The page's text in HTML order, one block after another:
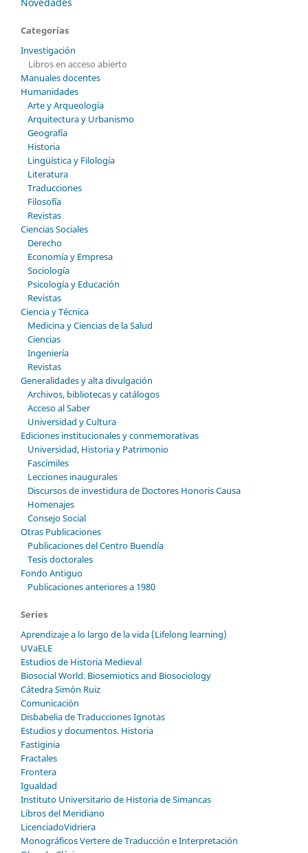
Categorías
Investigación
Libros en acceso abierto
Manuales docentes
Humanidades
Arte y Arqueología
Arquitectura y Urbanismo
Geografía
Historia
Lingüística y Filología
Literatura
Traducciones
Filosofía
Revistas
Ciencias Sociales
Derecho
Economía y Empresa
Sociología
Psicología y Educación
Revistas
Ciencia y Técnica
Medicina y Ciencias de la Salud
Ciencias
Ingeniería
Revistas
Generalidades y alta divulgación
Archivos, bibliotecas y catálogos
Acceso al Saber
Universidad y Cultura
Ediciones institucionales y conmemorativas
Universidad, Historia y Patrimonio
Fascímiles
Lecciones inaugurales
Discursos de investidura de Doctores Honoris Causa
Homenajes
Consejo Social
Otras Publicaciones
Publicaciones del Centro Buendía
Tesis doctorales
Fondo Antiguo
Publicaciones anteriores a 1980
Series
Aprendizaje a lo largo de la vida (Lifelong learning)
UVaELE
Estudios de Historia Medieval
Biosocial World. Biosemiotics and Biosociology
Cátedra Simón Ruiz
Comunicación
Disbabelia de Traducciones Ignotas
Estudios y documentos. Historia
Fastiginia
Fractales
Frontera
Igualdad
Instituto Universitario de Historia de Simancas
Libros del Meridiano
LicenciadoVidriera
Monográficos Vertere de Traducción e Interpretación